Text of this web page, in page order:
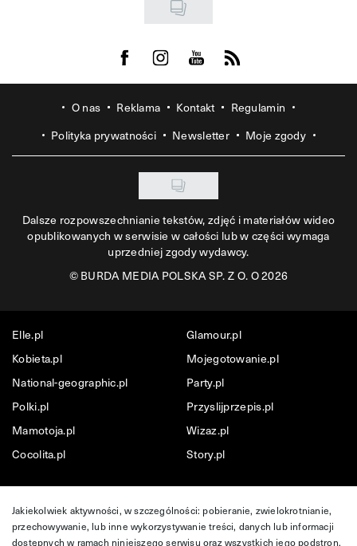
Visit us on Facebook
Visit us on Instagram
Visit us on Youtube
Visit us on Rss
O nas Reklama Kontakt
Regulamin
Polityka prywatności
Newsletter Moje zgody
Dalsze rozpowszechnianie tekstów, zdjęć i materiałów wideo
opublikowanych w serwisie w całości lub w części wymaga
uprzedniej zgody wydawcy.
©BURDA MEDIA POLSKA SP. Z O. O 2026
Elle.pl
Glamour.pl
Kobieta.pl
Mojegotowanie.pl
National-geographic.pl
Party.pl
Polki.pl
Przyslijprzepis.pl
Mamotoja.pl
Wizaz.pl
Cocolita.pl
Story.pl
Jakiekolwiek aktywności, w szczególności: pobieranie, zwielokrotnianie,
przechowywanie, lub inne wykorzystywanie treści, danych lub informacji
dostępnych w ramach niniejszego serwisu oraz wszystkich jego podstron,